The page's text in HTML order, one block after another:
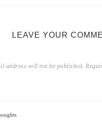
LEAVE YOUR
address will not be published.